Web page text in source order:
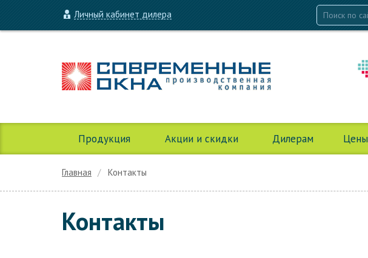
Личный кабинет дилера
Продукция Акции и скидки Дилерам Цены
Главная Контакты
Контакты